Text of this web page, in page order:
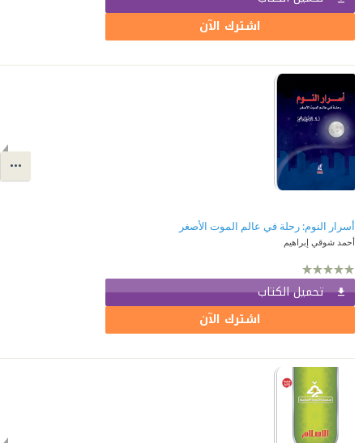
اشترك الآن
أسرار النوم: رحلة في عالم الموت الأصغر
أحمد شوقي إبراهيم
تحميل الكتاب
اشترك الآن